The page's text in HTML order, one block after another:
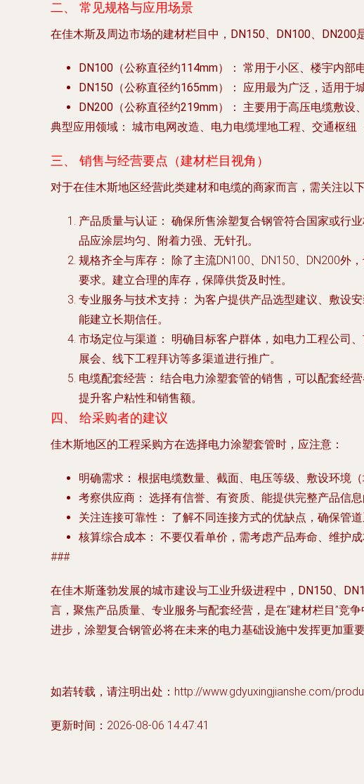
二、 常见规格与应用场景
在佳木斯及周边市场的建材栏目中， DN150、DN100、DN200
DN100（公称直径约114mm）： 常用于小区、楼宇内部
DN150（公称直径约165mm）：
应用最为广泛，适用于
DN200（公称直径约219mm）：
主要用于高压电缆敷设
典型应用领域： 城市电网改造、电力电缆埋地工程、交通枢纽
三、 销售与经营要点（建材栏目视角）
对于在佳木斯地区经营此类建材和电缆的商家而言，需关注以
产品质量与认证： 确保所售涂塑复合钢管符合国家或行
品应涂层均匀、附着力强、无针孔。
规格齐全与库存：
除了主流DN100、DN150、DN200外
要求。建立合理的库存，保障供货及时性。
专业服务与技术支持：
为客户提供产品选型建议、敷设
能建立长期信任。
市场定位与渠道：
明确目标客户群体，如电力工程公司
展会、线下工程拜访等多渠道进行推广。
电缆配套经营： 结合电力涂塑套管的销售，可以配套经
提升客户粘性和销售额。
四、 给采购者的建议
佳木斯地区的工程采购方在选择电力涂塑套管时，应注意：
明确需求： 根据电缆数量、截面、电压等级、敷设环境
考察供应商： 选择有信誉、有资质、能提供完整产品信
关注连接可靠性：
了解不同连接方式的优缺点，确保管
核算综合成本： 不要仅看单价，需考虑产品寿命、维护
###
在佳木斯蓬勃发展的城市建设与工业升级进程中， DN150、
言，聚焦产品质量、专业服务与配套经营，是在“建材栏目”竞
进步，涂塑复合钢管必将在未来的电力基础设施中发挥更加重要
如若转载，请注明出处：http://www.gdyuxingjianshe.com/
更新时间：2026-08-06 14:47:41